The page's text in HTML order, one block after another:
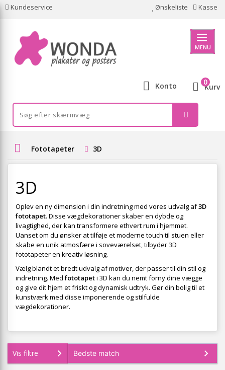
Kundeservice Ønskeliste Kasse
MENU
Konto Kurv
0
Fototapeter 3D
3D
Oplev en ny dimension i din indretning med vores udvalg af3D
fototapet. Disse vægdekorationer skaber en dybde og
livagtighed, der kan transformere ethvert rum i hjemmet.
Uanset om du ønsker at tilføje et moderne touch til stuen eller
skabe en unik atmosfære i soveværelset, tilbyder 3D
fototapeter en kreativ løsning.
Vælg blandt et bredt udvalg af motiver, der passer til din stil og
indretning. Med fototapeti 3D kan du nemt forny dine vægge
og give dit hjem et friskt og dynamisk udtryk. Gør din bolig til et
kunstværk med disse imponerende og stilfulde
vægdekorationer.
Vis filtre